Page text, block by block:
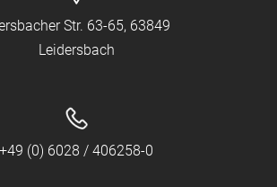
Str. 63-65, 63849
Leidersbach
+49 (0) 6028 / 406258-0